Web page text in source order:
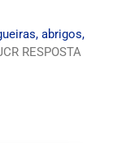
abrigos,
RESPOSTA